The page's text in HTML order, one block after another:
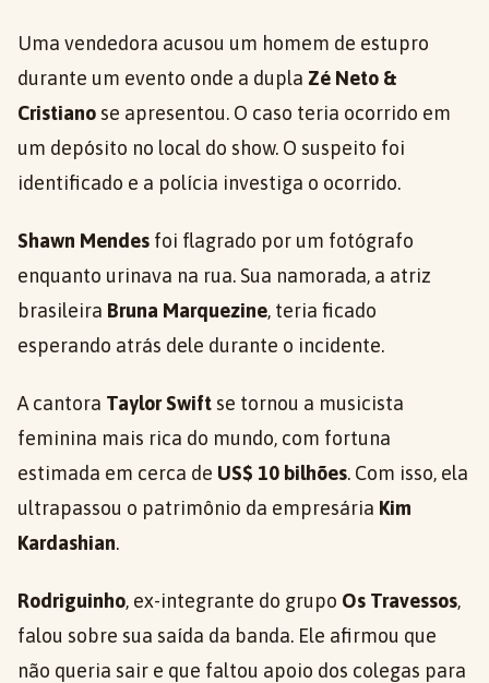
Uma vendedora acusou um homem de estupro
durante um evento onde a dupla Zé Neto &
Cristiano se apresentou. O caso teria ocorrido em
um depósito no local do show. O suspeito foi
identificado e a polícia investiga o ocorrido.
Shawn Mendes foi flagrado por um fotógrafo
enquanto urinava na rua. Sua namorada, a atriz
brasileira Bruna Marquezine, teria ficado
esperando atrás dele durante o incidente.
A cantora Taylor Swift se tornou a musicista
feminina mais rica do mundo, com fortuna
estimada em cerca de US$ 10 bilhões. Com isso, ela
ultrapassou o patrimônio da empresária Kim
Kardashian.
Rodriguinho, ex-integrante do grupo Os Travessos,
falou sobre sua saída da banda. Ele afirmou que
não queria sair e que faltou apoio dos colegas para